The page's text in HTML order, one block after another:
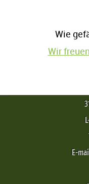
Wie
Wir
E-